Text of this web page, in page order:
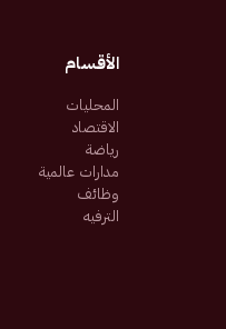
الأقسام
المحليات
الاقتصاد
رياضة
مدارات عالمية
وظائف
الترفيه